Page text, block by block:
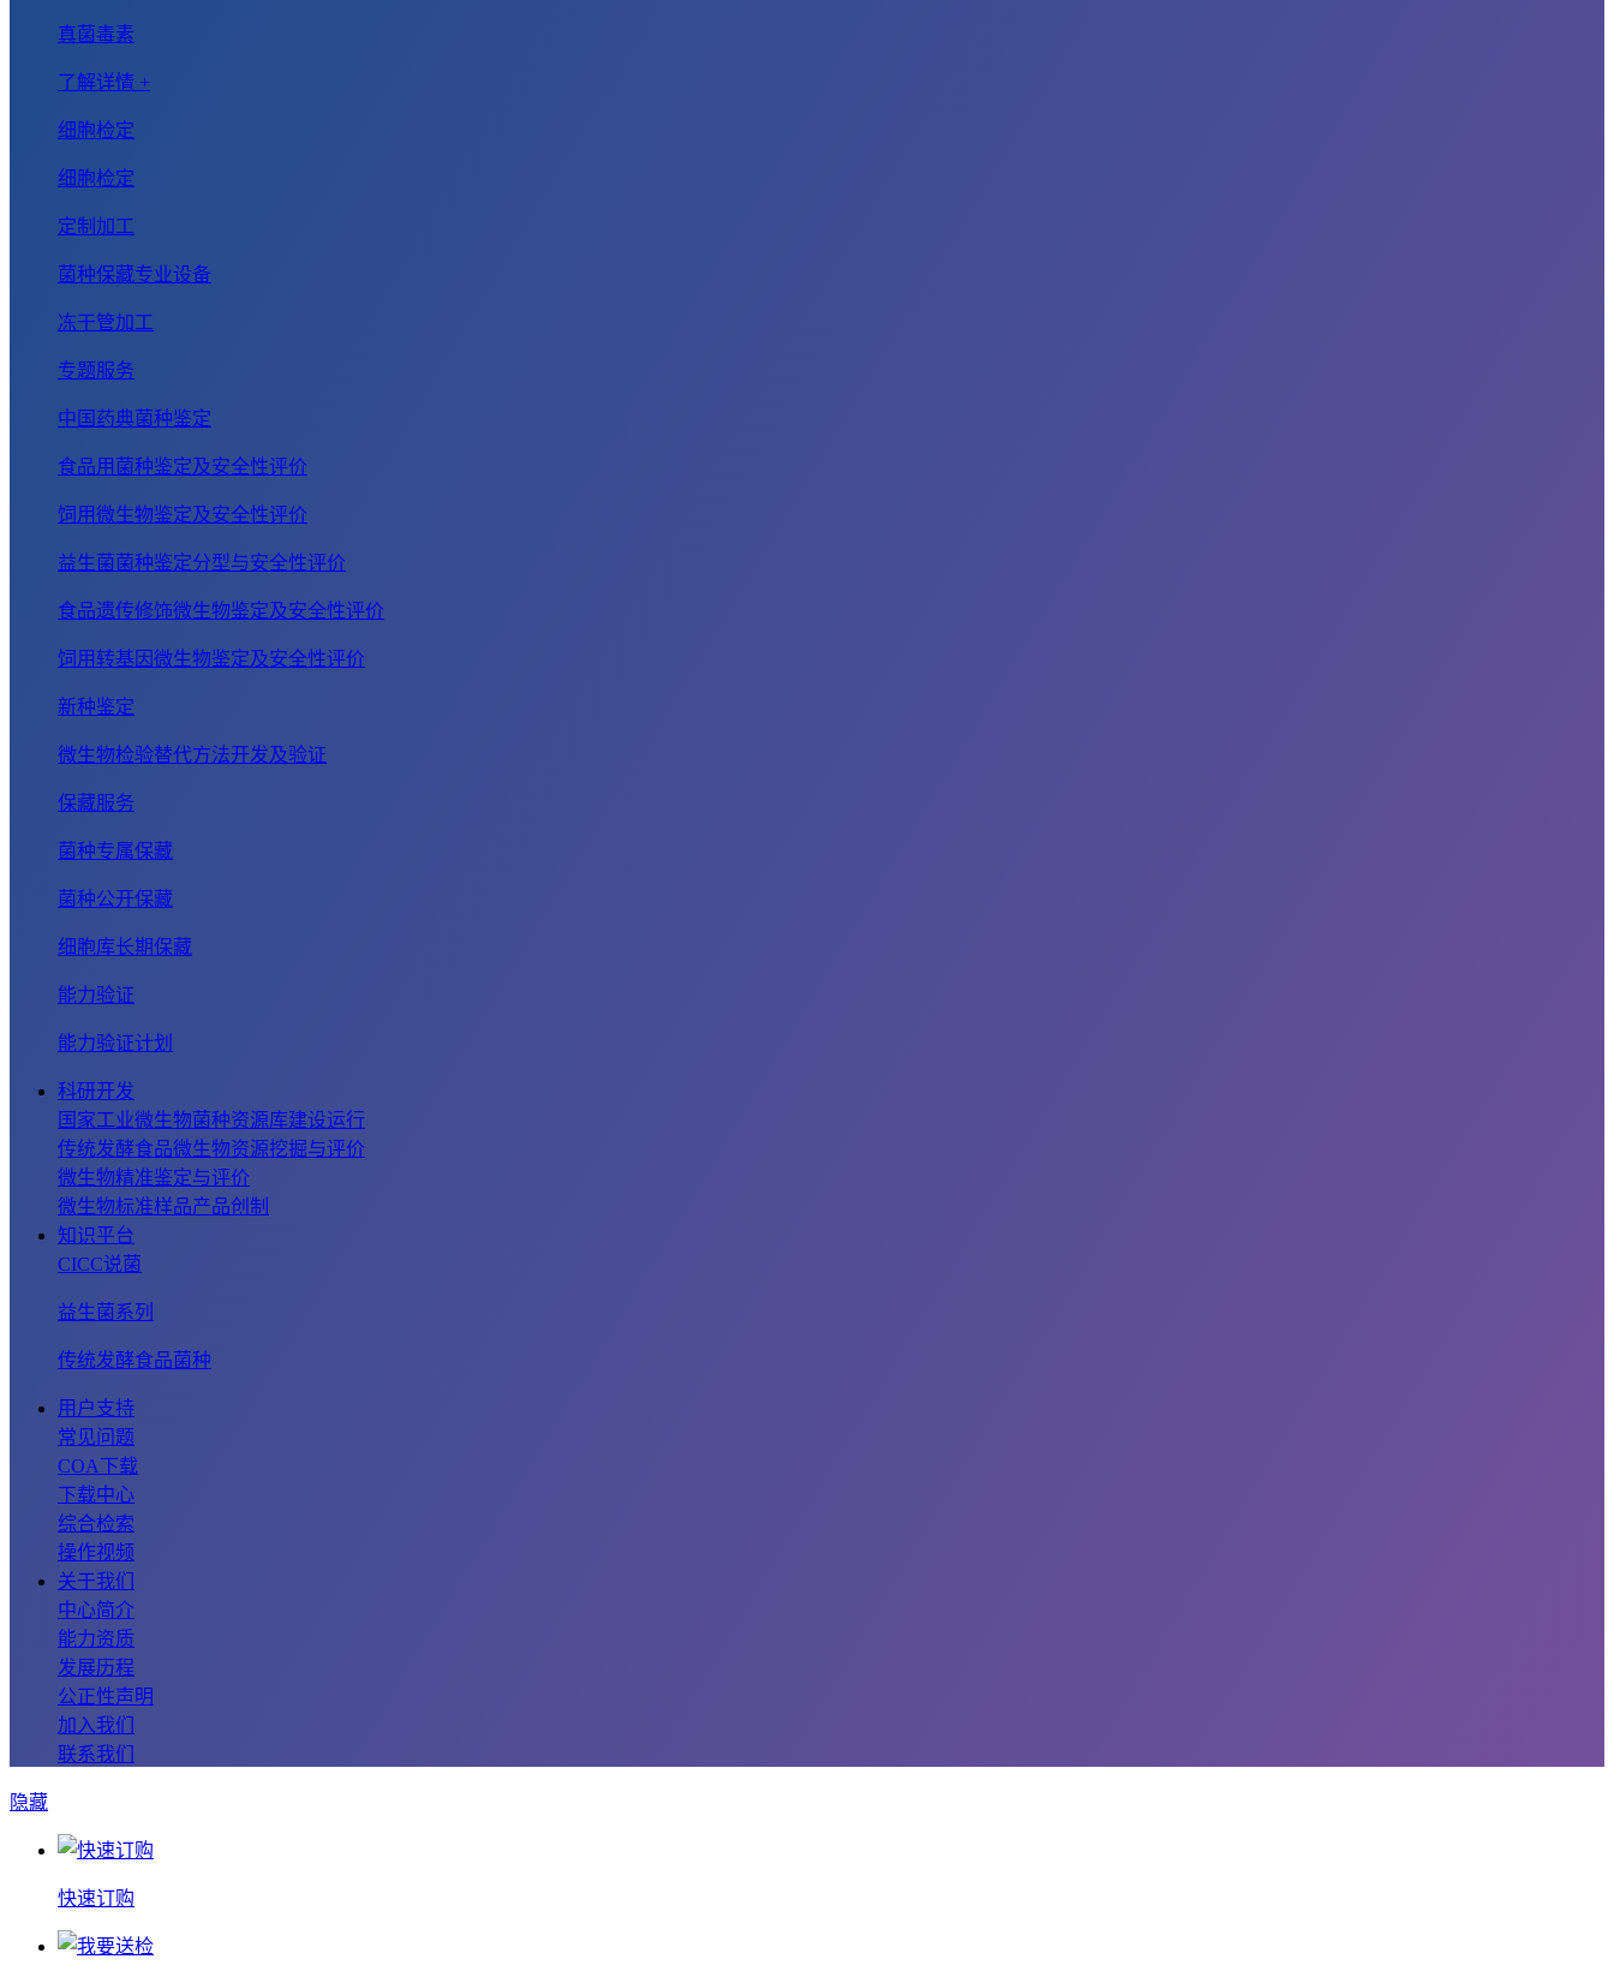
真菌毒素
了解详情 +
细胞检定
细胞检定
定制加工
菌种保藏专业设备
冻干管加工
专题服务
中国药典菌种鉴定
食品用菌种鉴定及安全性评价
饲用微生物鉴定及安全性评价
益生菌菌种鉴定分型与安全性评价
食品遗传修饰微生物鉴定及安全性评价
饲用转基因微生物鉴定及安全性评价
新种鉴定
微生物检验替代方法开发及验证
保藏服务
菌种专属保藏
菌种公开保藏
细胞库长期保藏
能力验证
能力验证计划
科研开发
国家工业微生物菌种资源库建设运行
传统发酵食品微生物资源挖掘与评价
微生物精准鉴定与评价
微生物标准样品产品创制
知识平台
CICC说菌
益生菌系列
传统发酵食品菌种
用户支持
常见问题
COA下载
下载中心
综合检索
操作视频
关于我们
中心简介
能力资质
发展历程
公正性声明
加入我们
联系我们
隐藏
快速订购